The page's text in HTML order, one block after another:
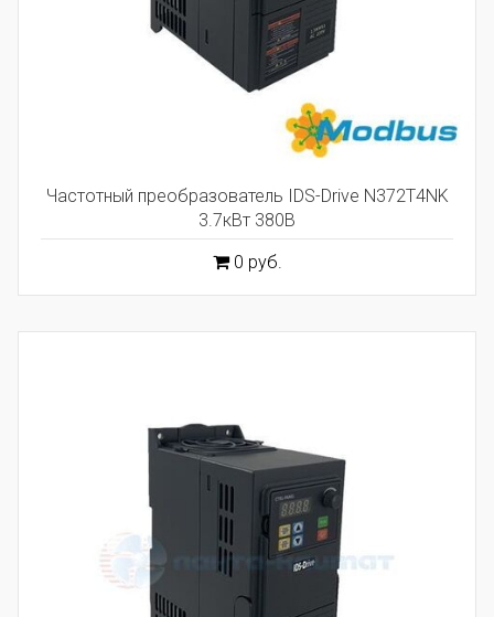
Частотный преобразователь IDS-Drive N372T4NK
3.7кВт 380В
0 руб.